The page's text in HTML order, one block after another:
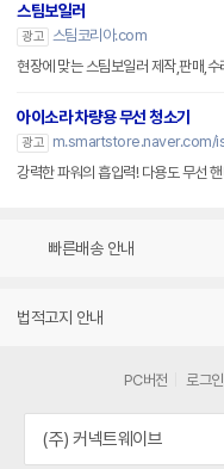
스팀보일러
광고 스팀코리아.com
현장에 맞는 스팀보일러 제작,판매,
아이소라 차량용 무선 청소기
광고
m.smartstore.naver.com/
강력한 파워의 흡입력! 다용도 무선
빠른배송 안내
법적고지 안내
PC버전 로그인
(주) 커넥트웨이브